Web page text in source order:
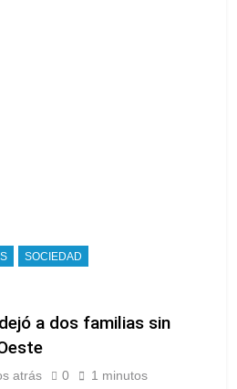
SOCIEDAD
a dos familias sin
atrás 0 1 minutos